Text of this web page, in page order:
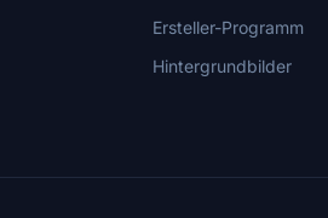
Ersteller-Programm
Hintergrundbilder